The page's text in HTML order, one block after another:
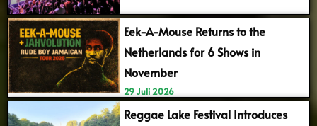
Eek-A-Mouse Returns to the
Netherlands for 6 Shows in
November
29 Juli 2026
Reggae Lake Festival Introduces